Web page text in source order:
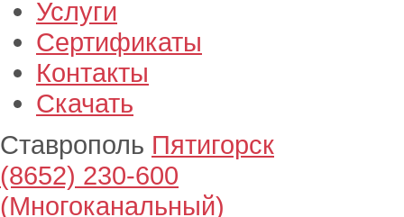
Услуги
Сертификаты
Контакты
Скачать
Ставрополь Пятигорск
(8652) 230-600
(Многоканальный)